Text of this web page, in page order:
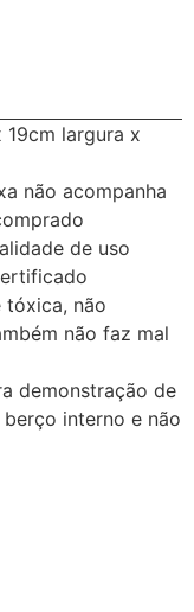
largura x
não acompanha
de uso
tóxica, não
não faz mal
demonstração de
interno e não